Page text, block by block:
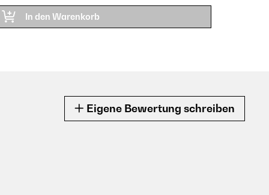
In den Warenkorb
Eigene Bewertung schreiben